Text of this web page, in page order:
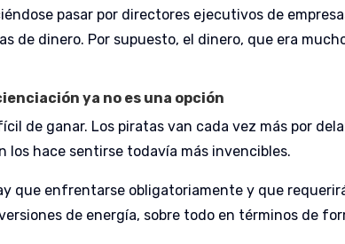
pasar por directores ejecutivos de
de dinero. Por supuesto, el dinero, que era
ya no es una opción
de ganar. Los piratas van cada vez más por
los hace sentirse todavía más invencibles.
que enfrentarse obligatoriamente y que
de energía, sobre todo en términos de